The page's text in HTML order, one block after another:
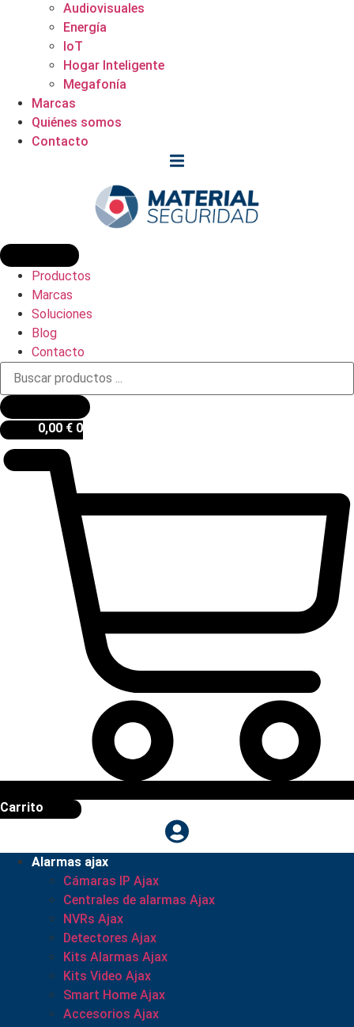
Audiovisuales
Energía
IoT
Hogar Inteligente
Megafonía
Marcas
Quiénes somos
Contacto
Productos
Marcas
Soluciones
Blog
Contacto
Búsqueda
productos
0,00 € 0
Carrito
Alarmas ajax
Cámaras IP Ajax
Centrales de alarmas Ajax
NVRs Ajax
Detectores Ajax
Kits Alarmas Ajax
Kits Video Ajax
Smart Home Ajax
Accesorios Ajax